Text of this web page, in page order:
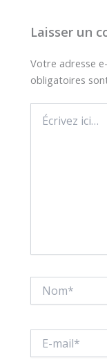
Laisser un
Votre adresse
obligatoires
ici…
mail*